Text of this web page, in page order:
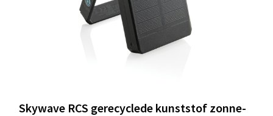
Skywave RCS gerecyclede kunststof zonne-